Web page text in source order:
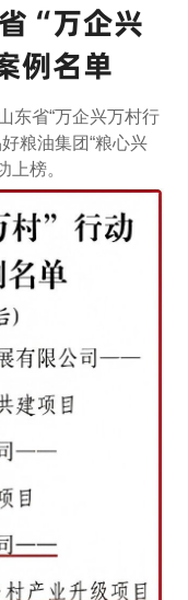
“万企兴
例名单
东省“万企兴万村行
粮油集团“粮心兴
上榜。